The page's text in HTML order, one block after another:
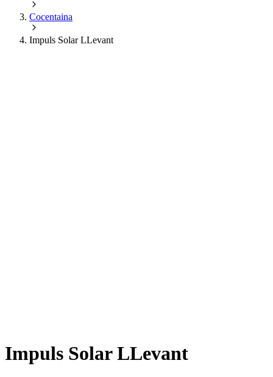
Cocentaina
Impuls Solar LLevant
Impuls Solar LLevant